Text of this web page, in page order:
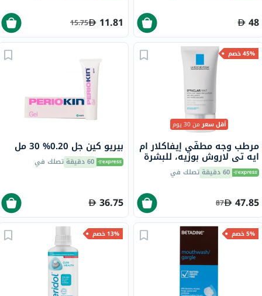
48
11.81
15.75
45% خصم
أقل سعرمن 30 يوم
مرطب وجه مطفّي إيفاكلار ام
ايه تي لاروش بوزيه، للبشرة
الدهنية - 40 مل
60 دقيقة تصلك في
47.85
87
بيريو كين جل 0.20% 30 مل
60 دقيقة تصلك في
36.75
5% خصم 13% خصم